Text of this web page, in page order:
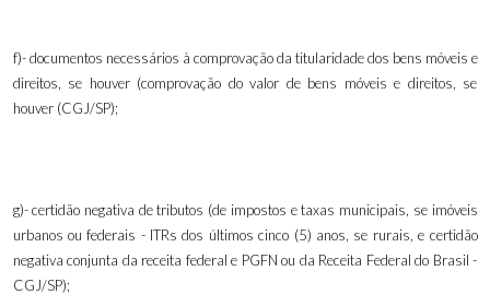
f)- documentos necessários à comprovação da titularidade dos bens móveis e
direitos, se houver (comprovação do valor de bens móveis e direitos, se
houver (CGJ/SP);
g)- certidão negativa de tributos (de impostos e taxas municipais, se imóveis
urbanos ou federais - ITRs dos últimos cinco (5) anos, se rurais, e certidão
negativa conjunta da receita federal e PGFN ou da Receita Federal do Brasil -
CGJ/SP);